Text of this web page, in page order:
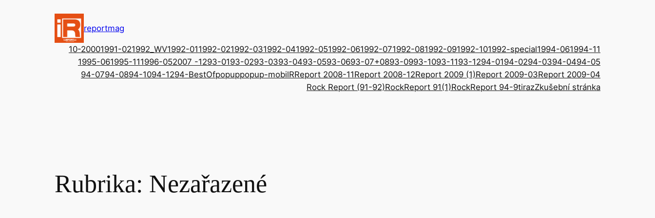
reportmag
10-20001991-021992_WV1992-011992-021992-031992-041992-051992-061992-071992-081992-091992-101992-special1994-061994-11
1995-061995-111996-052007 -1293-0193-0293-0393-0493-0593-0693-07+0893-0993-1093-1193-1294-0194-0294-0394-0494-05
94-0794-0894-1094-1294-BestOfpopuppopup-mobilRReport 2008-11Report 2008-12Report 2009 (1)Report 2009-03Report 2009-04
Rock Report (91-92)RockReport 91(1)RockReport 94-9tirazZkušební stránka
Rubrika: Nezařazené